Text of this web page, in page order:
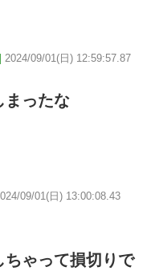
2024/09/01(日) 12:59:57.87
まったな
09/01(日) 13:00:08.43
ゃって損切りで